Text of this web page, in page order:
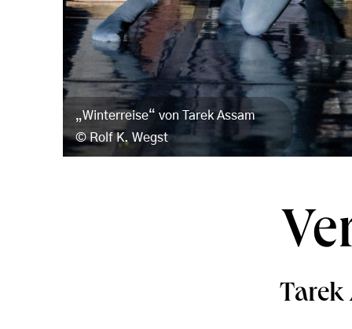
„Winterreise“ von Tarek Assam
Rolf K. Wegst
Tarek